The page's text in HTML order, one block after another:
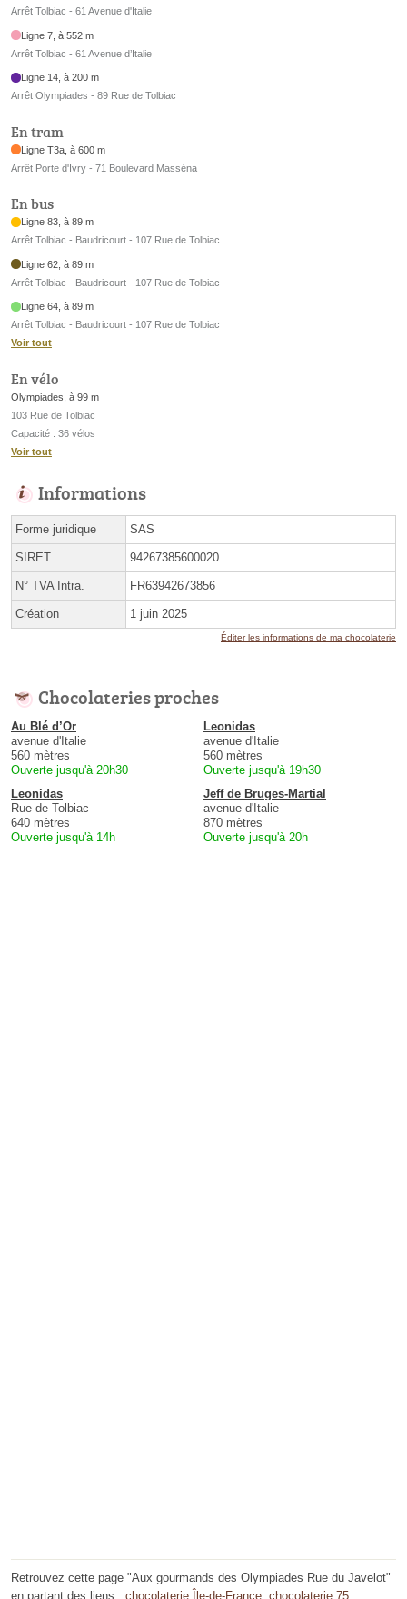
Arrêt Tolbiac - 61 Avenue d'Italie
Ligne 7, à 552 m
Arrêt Tolbiac - 61 Avenue d’Italie
Ligne 14, à 200 m
Arrêt Olympiades - 89 Rue de Tolbiac
En tram
Ligne T3a, à 600 m
Arrêt Porte d'Ivry - 71 Boulevard Masséna
En bus
Ligne 83, à 89 m
Arrêt Tolbiac - Baudricourt - 107 Rue de Tolbiac
Ligne 62, à 89 m
Arrêt Tolbiac - Baudricourt - 107 Rue de Tolbiac
Ligne 64, à 89 m
Arrêt Tolbiac - Baudricourt - 107 Rue de Tolbiac
Voir tout
En vélo
Olympiades, à 99 m
103 Rue de Tolbiac
Capacité : 36 vélos
Voir tout
Informations
Forme juridique SAS
SIRET 94267385600020
N° TVA Intra. FR63942673856
Création 1 juin 2025
Éditer les informations de ma chocolaterie
Chocolateries proches
Au Blé d’Or
avenue d'Italie
560 mètres
Ouverte jusqu'à 20h30
Leonidas
avenue d'Italie
560 mètres
Ouverte jusqu'à 19h30
Leonidas
Rue de Tolbiac
640 mètres
Ouverte jusqu'à 14h
Jeff de Bruges-Martial
avenue d'Italie
870 mètres
Ouverte jusqu'à 20h
Retrouvez cette page "Aux gourmands des Olympiades Rue du Javelot"
en partant des liens : chocolaterie Île-de-France chocolaterie 75